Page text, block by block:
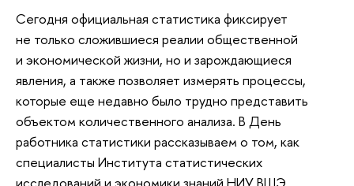
Сегодня официальная статистика фиксирует
не только сложившиеся реалии общественной
и экономической жизни, но и зарождающиеся
явления, а также позволяет измерять процессы,
которые еще недавно было трудно представить
объектом количественного анализа. В День
работника статистики рассказываем о том, как
специалисты Института статистических